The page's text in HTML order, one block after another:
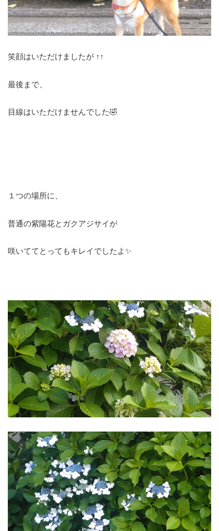
笑顔はいただけましたが ↑↑
最後まで、
目線はいただけませんでした🤣
１つの場所に、
普通の紫陽花とガクアジサイが
咲いててとってもキレイでしたよ✨